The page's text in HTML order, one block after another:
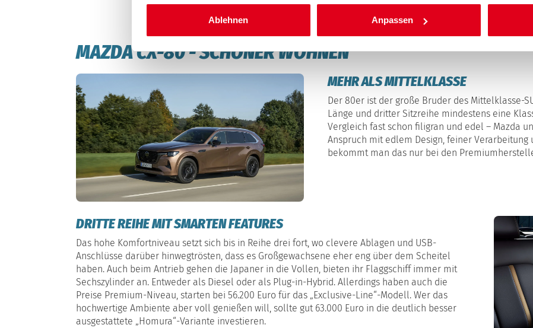
Ablehnen Anpassen
MAZDA CX-80 - SCHÖNER WOHNEN
MEHR ALS MITTELKLASSE
Der 80er ist der große Bruder des Mittelklasse-
Länge und dritter Sitzreihe mindestens eine
Vergleich fast schon filigran und edel – Mazda
Anspruch mit edlem Design, feiner
bekommt man das nur bei den
DRITTE REIHE MIT SMARTEN FEATURES
Das hohe Komfortniveau setzt sich bis in Reihe drei fort, wo clevere Ablagen und USB-
Anschlüsse darüber hinwegtrösten, dass es Großgewachsene eher eng über dem Scheitel
haben. Auch beim Antrieb gehen die Japaner in die Vollen, bieten ihr Flaggschiff immer mit
Sechszylinder an. Entweder als Diesel oder als Plug-in-Hybrid. Allerdings haben auch die
Preise Premium-Niveau, starten bei 56.200 Euro für das „Exclusive-Line“-Modell. Wer das
hochwertige Ambiente aber voll genießen will, sollte gut 63.000 Euro in die deutlich besser
ausgestattete „Homura“-Variante investieren.